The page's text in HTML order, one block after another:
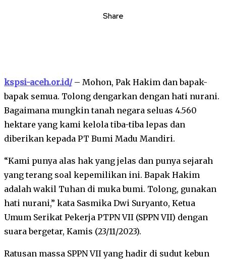
Share
kspsi-aceh.or.id/– Mohon, Pak Hakim dan bapak-
bapak semua. Tolong dengarkan dengan hati nurani.
Bagaimana mungkin tanah negara seluas 4.560
hektare yang kami kelola tiba-tiba lepas dan
diberikan kepada PT Bumi Madu Mandiri.
“Kami punya alas hak yang jelas dan punya sejarah
yang terang soal kepemilikan ini. Bapak Hakim
adalah wakil Tuhan di muka bumi. Tolong, gunakan
hati nurani,” kata Sasmika Dwi Suryanto, Ketua
Umum Serikat Pekerja PTPN VII (SPPN VII) dengan
suara bergetar, Kamis (23/11/2023).
Ratusan massa SPPN VII yang hadir di sudut kebun